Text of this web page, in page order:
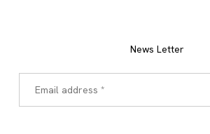
News Letter